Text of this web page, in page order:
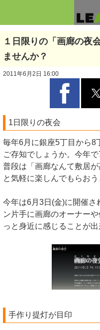
１日限りの「画廊の夜
ませんか？
2011年6月2日 16:00
1日限りの夜会
毎年6月に銀座5丁目から8
ご存知でしょうか。今年
普段は「画廊なんて敷居
と気軽に楽しんでもらおう
今年は6月3日(金)に開催さ
ン片手に画廊のオーナー
っと身近に感じることが
手作り提灯が目印